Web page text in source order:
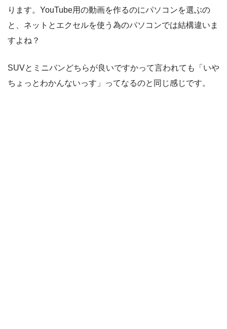
ります。YouTube用の動画を作るのにパソコンを選ぶの
と、ネットとエクセルを使う為のパソコンでは結構違いま
すよね？
SUVとミニバンどちらが良いですかって言われても「いや
ちょっとわかんないっす」ってなるのと同じ感じです。